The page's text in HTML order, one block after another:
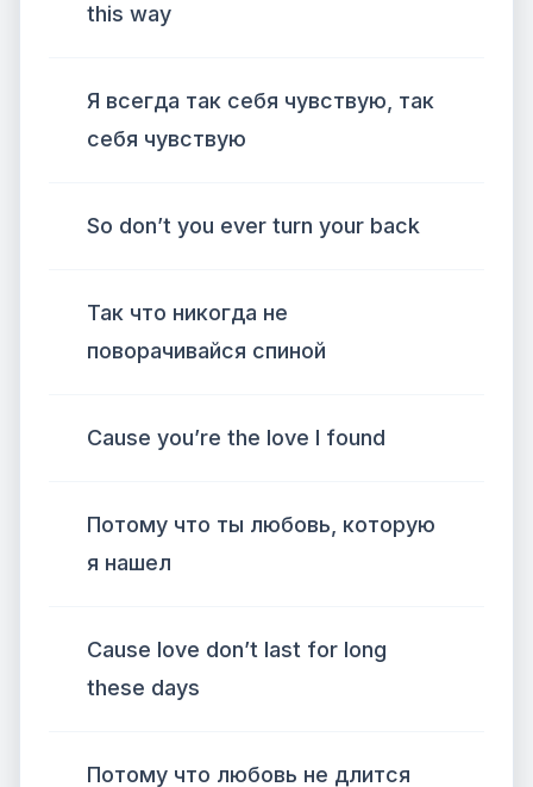
this way
Я всегда так себя чувствую, так
себя чувствую
So don’t you ever turn your back
Так что никогда не
поворачивайся спиной
Cause you’re the love I found
Потому что ты любовь, которую
я нашел
Cause love don’t last for long
these days
Потому что любовь не длится